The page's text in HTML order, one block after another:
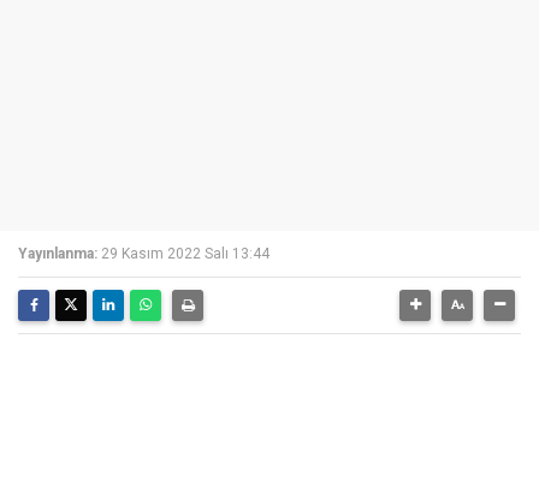
Yayınlanma: 29 Kasım 2022 Salı 13:44